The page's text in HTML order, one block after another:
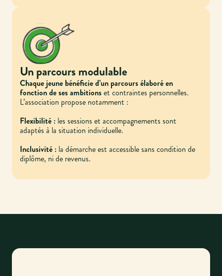
Un parcours modulable
Chaque jeune bénéficie d’un parcours élaboré en
fonction de ses ambitionset contraintes personnelles.
L’association propose notamment :
Flexibilité : les sessions et accompagnements sont
adaptés à la situation individuelle.
Inclusivité : la démarche est accessible sans condition de
diplôme, ni de revenus.